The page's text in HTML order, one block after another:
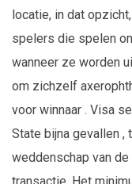
locatie, in dat
spelers die spelen
wanneer ze worden
om zichzelf
voor winnaar . Visa
State bijna gevallen ,
weddenschap van